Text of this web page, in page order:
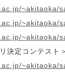
~akitaoka/
~akitaoka/
~akitaoka/
決定コンテスト＞
~akitaoka/